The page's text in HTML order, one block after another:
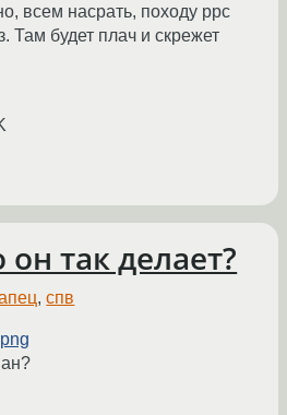
всем насрать, походу ppc
Там будет плач и скрежет
он так делает?
,спв